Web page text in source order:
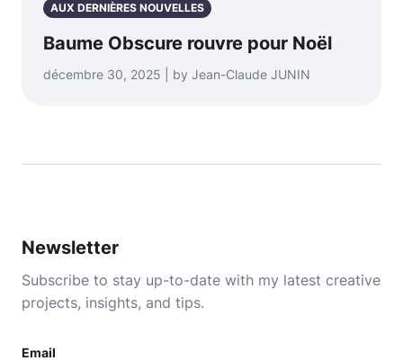
AUX DERNIÈRES NOUVELLES
Baume Obscure rouvre pour Noël
décembre 30, 2025 | by Jean-Claude JUNIN
Newsletter
Subscribe to stay up-to-date with my latest creative
projects, insights, and tips.
Email